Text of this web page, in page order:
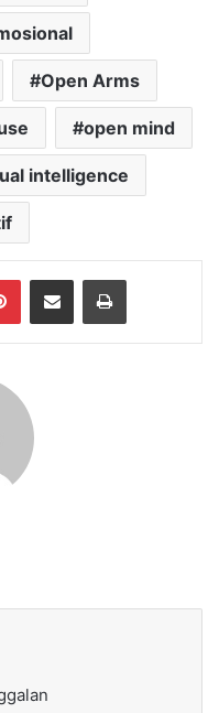
Open Arms
open mind
intelligence
PinterestShare via Email Print